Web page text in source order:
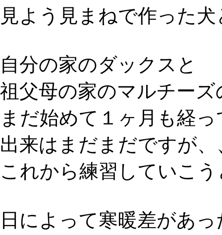
見よう見まねで作った
自分の家のダックスと
祖父母の家のマルチー
まだ始めて１ヶ月も経
出来はまだまだですが、
これから練習していこ
日によって寒暖差があ